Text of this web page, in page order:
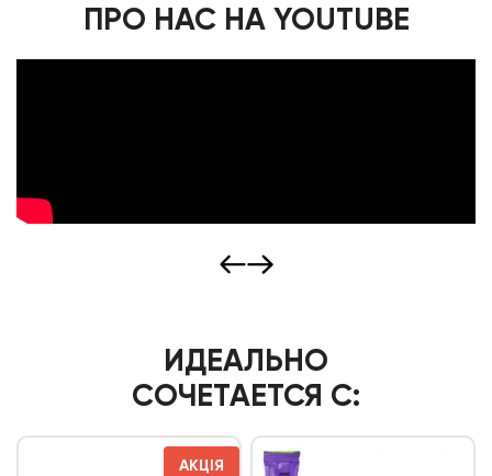
ПРО НАС НА YOUTUBE
ИДЕАЛЬНО
СОЧЕТАЕТСЯ С:
АКЦІЯ